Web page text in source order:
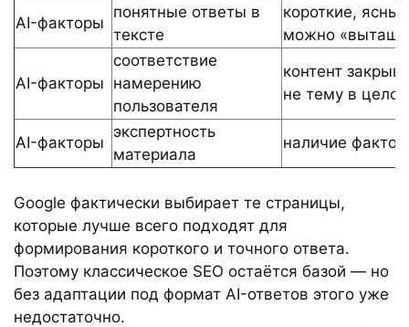
AI-факторы
понятные ответы в
тексте
короткие,
можно
AI-факторы
соответствие
намерению
пользователя
контент
не тему в
AI-факторы
экспертность
материала
наличие
Google фактически выбирает те страницы,
которые лучше всего подходят для
формирования короткого и точного ответа.
Поэтому классическое SEO остаётся базой — но
без адаптации под формат AI-ответов этого уже
недостаточно.